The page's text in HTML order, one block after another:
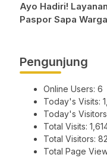
Ayo Hadiri!
Paspor Sapa
Pengunjung
Online Users: 6
Today's Visits:
Today's
Total Visits:
Total Visitors:
Total Page